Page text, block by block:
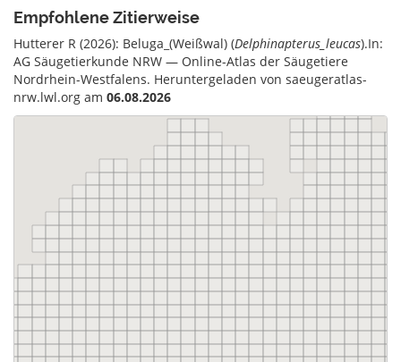
Empfohlene Zitierweise
Hutterer R (2026): Beluga_(Weißwal) (Delphinapterus_leucas).In:
AG Säugetierkunde NRW — Online-Atlas der Säugetiere
Nordrhein-Westfalens. Heruntergeladen von saeugeratlas-
nrw.lwl.org am 06.08.2026